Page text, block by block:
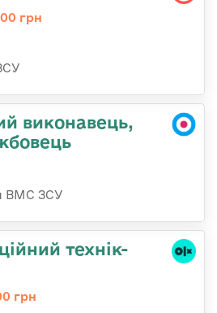
грн
виконавець,
ВМС ЗСУ
технік-
грн